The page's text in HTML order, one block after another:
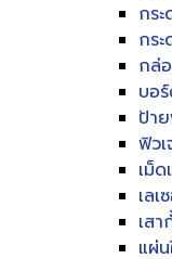
กร
กร
กล่
บอ
ป้า
ฟิว
เม็
เล
เส
แผ่